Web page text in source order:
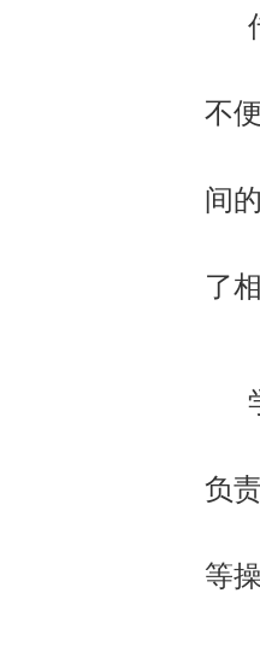
传
不
间
了
学
负
等